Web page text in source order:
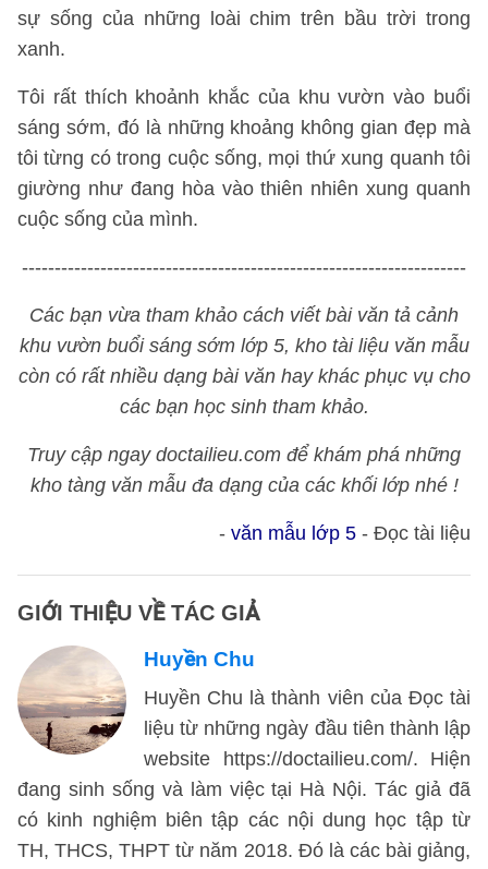
sự sống của những loài chim trên bầu trời trong
xanh.
Tôi rất thích khoảnh khắc của khu vườn vào buổi
sáng sớm, đó là những khoảng không gian đẹp mà
tôi từng có trong cuộc sống, mọi thứ xung quanh tôi
giường như đang hòa vào thiên nhiên xung quanh
cuộc sống của mình.
--------------------------------------------------------------------
Các bạn vừa tham khảo cách viết bài văn tả cảnh
khu vườn buổi sáng sớm lớp 5, kho tài liệu văn mẫu
còn có rất nhiều dạng bài văn hay khác phục vụ cho
các bạn học sinh tham khảo.
Truy cập ngay doctailieu.com để khám phá những
kho tàng văn mẫu đa dạng của các khối lớp nhé !
- văn mẫu lớp 5 - Đọc tài liệu
GIỚI THIỆU VỀ TÁC GIẢ
Huyền Chu
Huyền Chu là thành viên của Đọc tài
liệu từ những ngày đầu tiên thành lập
website https://doctailieu.com/. Hiện
đang sinh sống và làm việc tại Hà Nội. Tác giả đã
có kinh nghiệm biên tập các nội dung học tập từ
TH, THCS, THPT từ năm 2018. Đó là các bài giảng,